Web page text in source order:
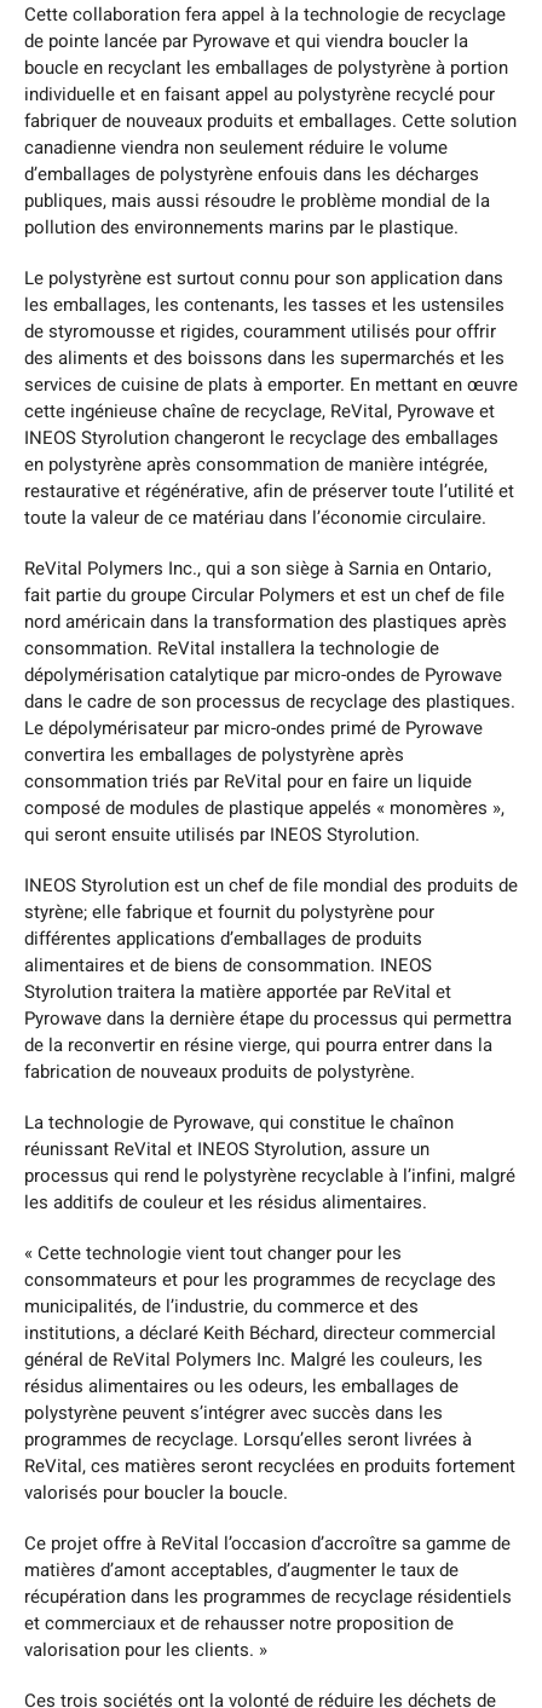
Cette collaboration fera appel à la technologie de recyclage
de pointe lancée par Pyrowave et qui viendra boucler la
boucle en recyclant les emballages de polystyrène à portion
individuelle et en faisant appel au polystyrène recyclé pour
fabriquer de nouveaux produits et emballages. Cette solution
canadienne viendra non seulement réduire le volume
d’emballages de polystyrène enfouis dans les décharges
publiques, mais aussi résoudre le problème mondial de la
pollution des environnements marins par le plastique.
Le polystyrène est surtout connu pour son application dans
les emballages, les contenants, les tasses et les ustensiles
de styromousse et rigides, couramment utilisés pour offrir
des aliments et des boissons dans les supermarchés et les
services de cuisine de plats à emporter. En mettant en œuvre
cette ingénieuse chaîne de recyclage, ReVital, Pyrowave et
INEOS Styrolution changeront le recyclage des emballages
en polystyrène après consommation de manière intégrée,
restaurative et régénérative, afin de préserver toute l’utilité et
toute la valeur de ce matériau dans l’économie circulaire.
ReVital Polymers Inc., qui a son siège à Sarnia en Ontario,
fait partie du groupe Circular Polymers et est un chef de file
nord américain dans la transformation des plastiques après
consommation. ReVital installera la technologie de
dépolymérisation catalytique par micro-ondes de Pyrowave
dans le cadre de son processus de recyclage des plastiques.
Le dépolymérisateur par micro-ondes primé de Pyrowave
convertira les emballages de polystyrène après
consommation triés par ReVital pour en faire un liquide
composé de modules de plastique appelés « monomères »,
qui seront ensuite utilisés par INEOS Styrolution.
INEOS Styrolution est un chef de file mondial des produits de
styrène; elle fabrique et fournit du polystyrène pour
différentes applications d’emballages de produits
alimentaires et de biens de consommation. INEOS
Styrolution traitera la matière apportée par ReVital et
Pyrowave dans la dernière étape du processus qui permettra
de la reconvertir en résine vierge, qui pourra entrer dans la
fabrication de nouveaux produits de polystyrène.
La technologie de Pyrowave, qui constitue le chaînon
réunissant ReVital et INEOS Styrolution, assure un
processus qui rend le polystyrène recyclable à l’infini, malgré
les additifs de couleur et les résidus alimentaires.
« Cette technologie vient tout changer pour les
consommateurs et pour les programmes de recyclage des
municipalités, de l’industrie, du commerce et des
institutions, a déclaré Keith Béchard, directeur commercial
général de ReVital Polymers Inc. Malgré les couleurs, les
résidus alimentaires ou les odeurs, les emballages de
polystyrène peuvent s’intégrer avec succès dans les
programmes de recyclage. Lorsqu’elles seront livrées à
ReVital, ces matières seront recyclées en produits fortement
valorisés pour boucler la boucle.
Ce projet offre à ReVital l’occasion d’accroître sa gamme de
matières d’amont acceptables, d’augmenter le taux de
récupération dans les programmes de recyclage résidentiels
et commerciaux et de rehausser notre proposition de
valorisation pour les clients. »
Ces trois sociétés ont la volonté de réduire les déchets de